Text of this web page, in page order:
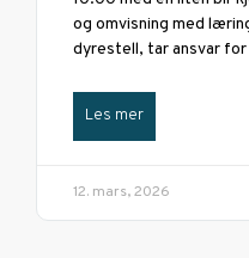
og omvisning med
dyrestell, tar ansvar
Les mer
12. mars, 2026